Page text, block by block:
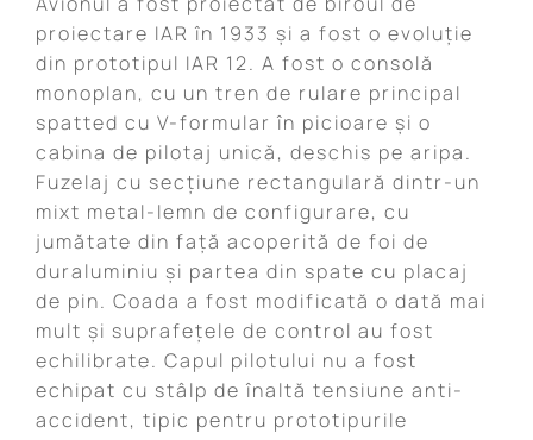
proiectare IAR în 1933 și a fost o evoluție
din prototipul IAR 12. A fost o consolă
monoplan, cu un tren de rulare principal
spatted cu V-formular în picioare și o
cabina de pilotaj unică, deschis pe aripa.
Fuzelaj cu secțiune rectangulară dintr-un
mixt metal-lemn de configurare, cu
jumătate din față acoperită de foi de
duraluminiu și partea din spate cu placaj
de pin. Coada a fost modificată o dată mai
mult și suprafețele de control au fost
echilibrate. Capul pilotului nu a fost
echipat cu stâlp de înaltă tensiune anti-
accident, tipic pentru prototipurile